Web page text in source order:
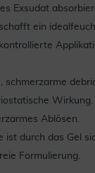
Exsudat
ein
schmerzarme
Wirkung.
Ablösen.
ist durch das Gel
Formulierung.